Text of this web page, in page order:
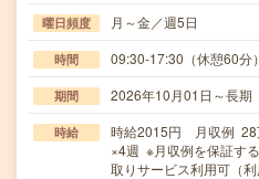
曜日頻度 月～金／週5日
時間 09:30-17:30（休憩60分
期間 2026年10月01日～長
時給
時給2015円 月収例 28
×4週 ※月収例を保証す
取りサービス利用可（利